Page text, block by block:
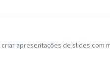
apresentações de slides com